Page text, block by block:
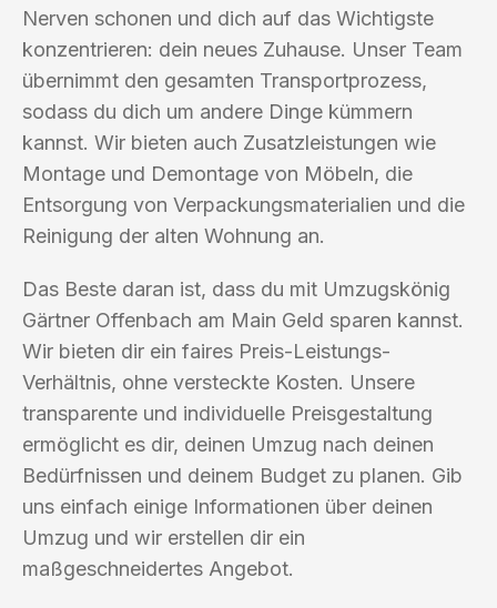
Nerven schonen und dich auf das Wichtigste
konzentrieren: dein neues Zuhause. Unser Team
übernimmt den gesamten Transportprozess,
sodass du dich um andere Dinge kümmern
kannst. Wir bieten auch Zusatzleistungen wie
Montage und Demontage von Möbeln, die
Entsorgung von Verpackungsmaterialien und die
Reinigung der alten Wohnung an.
Das Beste daran ist, dass du mit Umzugskönig
Gärtner Offenbach am Main Geld sparen kannst.
Wir bieten dir ein faires Preis-Leistungs-
Verhältnis, ohne versteckte Kosten. Unsere
transparente und individuelle Preisgestaltung
ermöglicht es dir, deinen Umzug nach deinen
Bedürfnissen und deinem Budget zu planen. Gib
uns einfach einige Informationen über deinen
Umzug und wir erstellen dir ein
maßgeschneidertes Angebot.